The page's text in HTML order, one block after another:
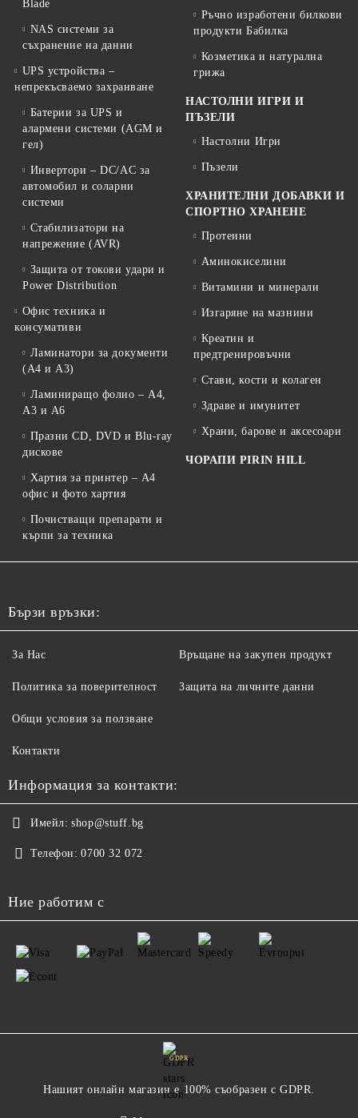
Blade
NAS системи за
съхранение на данни
UPS устройства –
непрекъсваемо захранване
Батерии за UPS и
алармени системи (AGM и
гел)
Инвертори – DC/AC за
автомобил и соларни
системи
Стабилизатори на
напрежение (AVR)
Защита от токови удари и
Power Distribution
Офис техника и
консумативи
Ламинатори за документи
(A4 и A3)
Ламиниращо фолио – A4,
A3 и A6
Празни CD, DVD и Blu-ray
дискове
Хартия за принтер – A4
офис и фото хартия
Почистващи препарати и
кърпи за техника
Ръчно изработени билкови
продукти Бабилка
Козметика и натурална
грижа
НАСТОЛНИ ИГРИ И
ПЪЗЕЛИ
Настолни Игри
Пъзели
ХРАНИТЕЛНИ ДОБАВКИ И
СПОРТНО ХРАНЕНЕ
Протеини
Аминокиселини
Витамини и минерали
Изгаряне на мазнини
Креатин и
предтренировъчни
Стави, кости и колаген
Здраве и имунитет
Храни, барове и аксесоари
ЧОРАПИ PIRIN HILL
Бързи връзки:
За Нас
Политика за поверителност
Общи условия за ползване
Контакти
Връщане на закупен продукт
Защита на личните данни
Информация за контакти:
Имейл: shop@stuff.bg
Телефон: 0700 32 072
Ние работим с
GDPR
Нашият онлайн магазин е 100% съобразен с GDPR.